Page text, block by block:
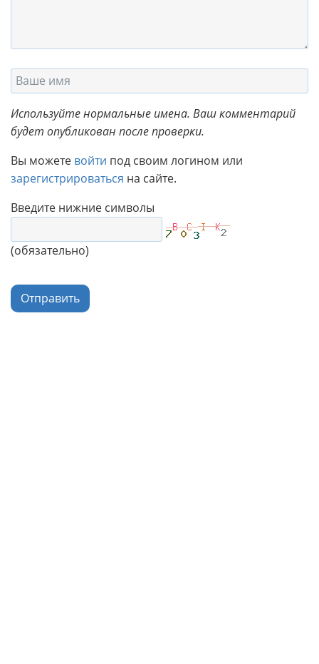
Используйте нормальные имена. Ваш комментарий
будет опубликован после проверки.
Вы можете войти под своим логином или
зарегистрироваться на сайте.
Введите нижние символы
(обязательно)
Отправить